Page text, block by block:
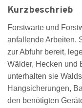
Kurzbeschrieb
Forstwarte und
anfallende Arbeiten.
zur Abfuhr bereit,
Wälder, Hecken und
unterhalten sie
Hangsicherungen,
den benötigten